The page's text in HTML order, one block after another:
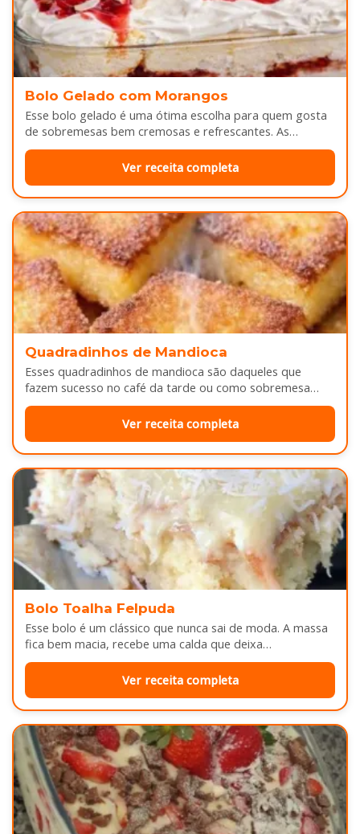
Bolo Gelado com Morangos
Esse bolo gelado é uma ótima escolha para quem gosta
de sobremesas bem cremosas e refrescantes. As
camadas de massa…
Ver receita completa
Quadradinhos de Mandioca
Esses quadradinhos de mandioca são daqueles que
fazem sucesso no café da tarde ou como sobremesa
depois do almoço. Por…
Ver receita completa
Bolo Toalha Felpuda
Esse bolo é um clássico que nunca sai de moda. A massa
fica bem macia, recebe uma calda que deixa…
Ver receita completa